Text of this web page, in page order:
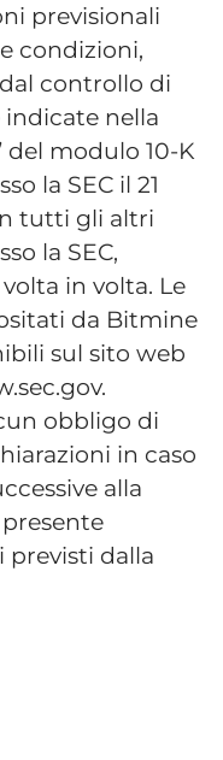
previsionali
condizioni,
controllo di
nella
del modulo 10-K
la SEC il 21
tutti gli altri
la SEC,
in volta. Le
da Bitmine
sul sito web
obbligo di
in caso
alla
previsti dalla